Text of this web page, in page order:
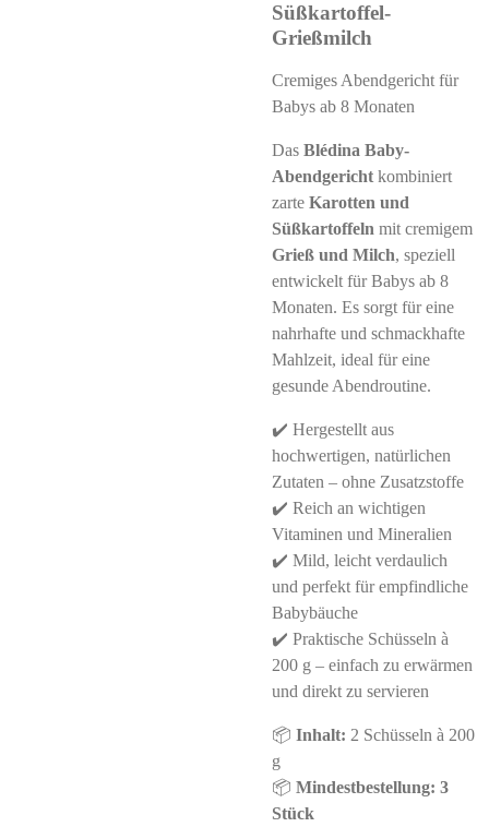
Süßkartoffel-
Grießmilch
Cremiges Abendgericht für
Babys ab 8 Monaten
Das Blédina Baby-
Abendgericht kombiniert
zarte Karotten und
Süßkartoffeln mit cremigem
Grieß und Milch, speziell
entwickelt für Babys ab 8
Monaten. Es sorgt für eine
nahrhafte und schmackhafte
Mahlzeit, ideal für eine
gesunde Abendroutine.
✔️ Hergestellt aus
hochwertigen, natürlichen
Zutaten – ohne Zusatzstoffe
✔️ Reich an wichtigen
Vitaminen und Mineralien
✔️ Mild, leicht verdaulich
und perfekt für empfindliche
Babybäuche
✔️ Praktische Schüsseln à
200 g – einfach zu erwärmen
und direkt zu servieren
📦 Inhalt: 2 Schüsseln à 200
g
📦 Mindestbestellung: 3
Stück